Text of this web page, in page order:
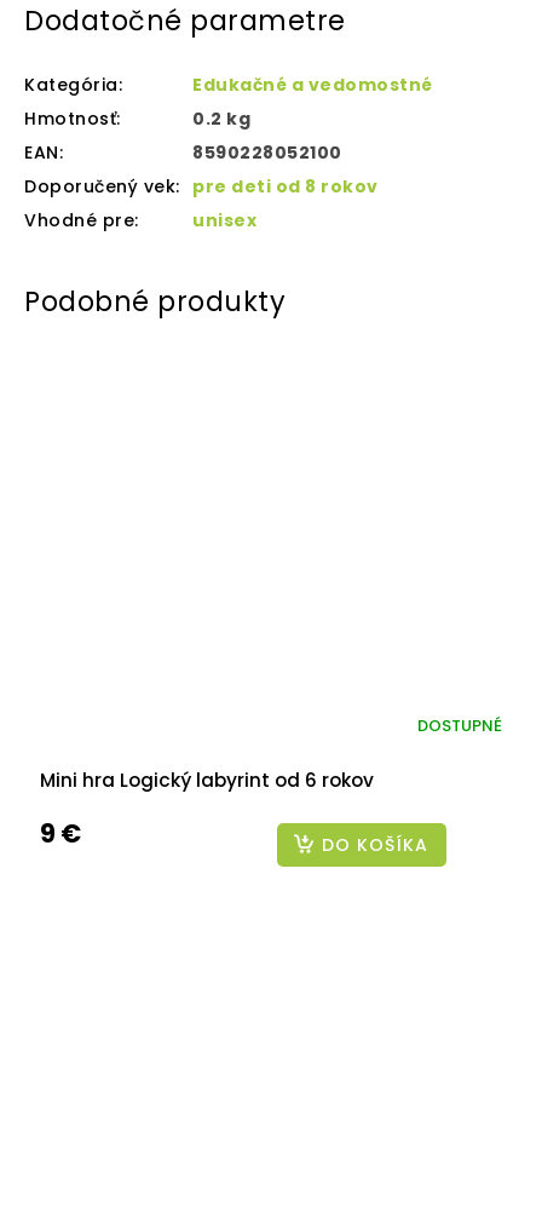
Dodatočné parametre
Kategória:
Edukačné a vedomostné
Hmotnosť:
0.2 kg
EAN:
8590228052100
Doporučený vek: pre deti od 8 rokov
Vhodné pre: unisex
Mini hra Logický labyrint od 6 rokov
DOSTUPNÉ
9 € DO KOŠÍKA